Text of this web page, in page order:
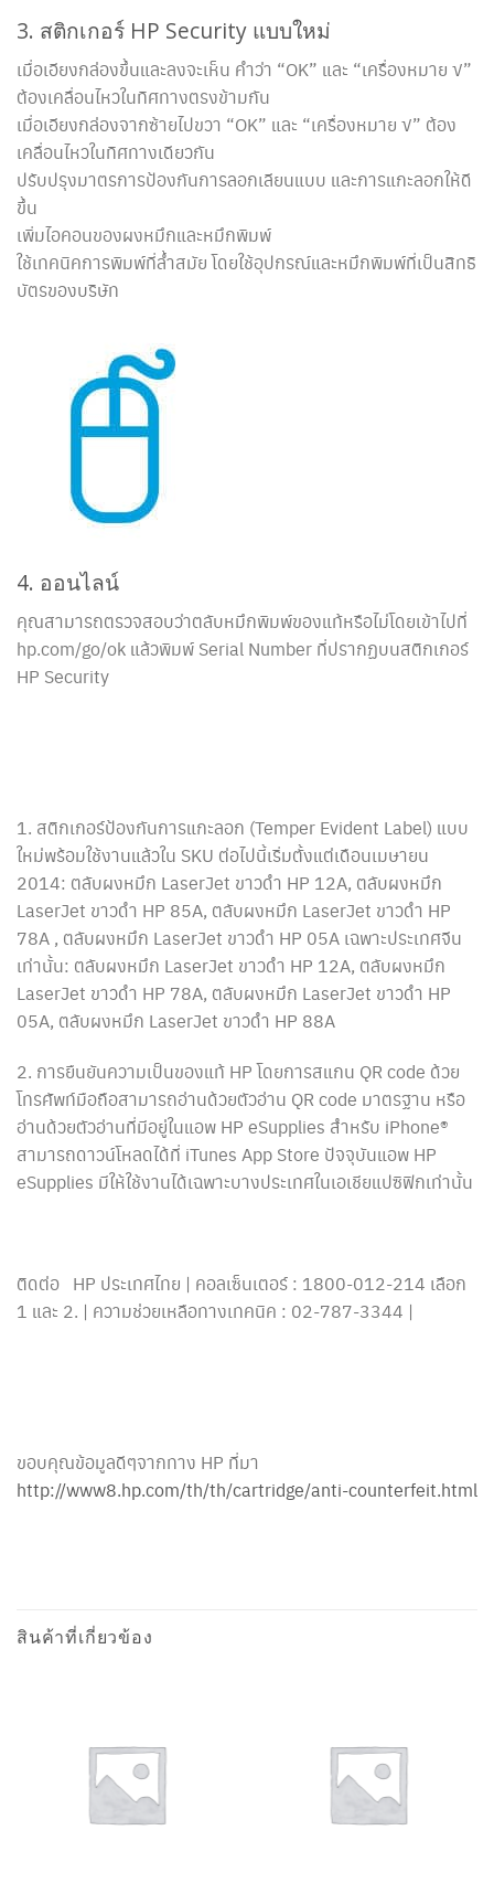
3. สติกเกอร์ HP Security แบบใหม่
เมื่อเอียงกล่องขึ้นและลงจะเห็น คำว่า “OK” และ “เครื่องหมาย √”
ต้องเคลื่อนไหวในทิศทางตรงข้ามกัน
เมื่อเอียงกล่องจากซ้ายไปขวา “OK” และ “เครื่องหมาย √” ต้อง
เคลื่อนไหวในทิศทางเดียวกัน
ปรับปรุงมาตรการป้องกันการลอกเลียนแบบ และการแกะลอกให้ดี
ขึ้น
เพิ่มไอคอนของผงหมึกและหมึกพิมพ์
ใช้เทคนิคการพิมพ์ที่ล้ำสมัย โดยใช้อุปกรณ์และหมึกพิมพ์ที่เป็นสิทธิ
บัตรของบริษัท
4. ออนไลน์
คุณสามารถตรวจสอบว่าตลับหมึกพิมพ์ของแท้หรือไม่โดยเข้าไปที่
hp.com/go/ok แล้วพิมพ์ Serial Number ที่ปรากฏบนสติกเกอร์
HP Security
1. สติกเกอร์ป้องกันการแกะลอก (Temper Evident Label) แบบ
ใหม่พร้อมใช้งานแล้วใน SKU ต่อไปนี้เริ่มตั้งแต่เดือนเมษายน
2014: ตลับผงหมึก LaserJet ขาวดำ HP 12A, ตลับผงหมึก
LaserJet ขาวดำ HP 85A, ตลับผงหมึก LaserJet ขาวดำ HP
78A , ตลับผงหมึก LaserJet ขาวดำ HP 05A เฉพาะประเทศจีน
เท่านั้น: ตลับผงหมึก LaserJet ขาวดำ HP 12A, ตลับผงหมึก
LaserJet ขาวดำ HP 78A, ตลับผงหมึก LaserJet ขาวดำ HP
05A, ตลับผงหมึก LaserJet ขาวดำ HP 88A
2. การยืนยันความเป็นของแท้ HP โดยการสแกน QR code ด้วย
โทรศัพท์มือถือสามารถอ่านด้วยตัวอ่าน QR code มาตรฐาน หรือ
อ่านด้วยตัวอ่านที่มีอยู่ในแอพ HP eSupplies สำหรับ iPhone®
สามารถดาวน์โหลดได้ที่ iTunes App Store ปัจจุบันแอพ HP
eSupplies มีให้ใช้งานได้เฉพาะบางประเทศในเอเชียแปซิฟิกเท่านั้น
ติดต่อ HP ประเทศไทย | คอลเซ็นเตอร์ : 1800-012-214 เลือก
1 และ 2. | ความช่วยเหลือทางเทคนิค : 02-787-3344 |
ขอบคุณข้อมูลดีๆจากทาง HP ที่มา
http://www8.hp.com/th/th/cartridge/anti-counterfeit.html
สินค้าที่เกี่ยวข้อง